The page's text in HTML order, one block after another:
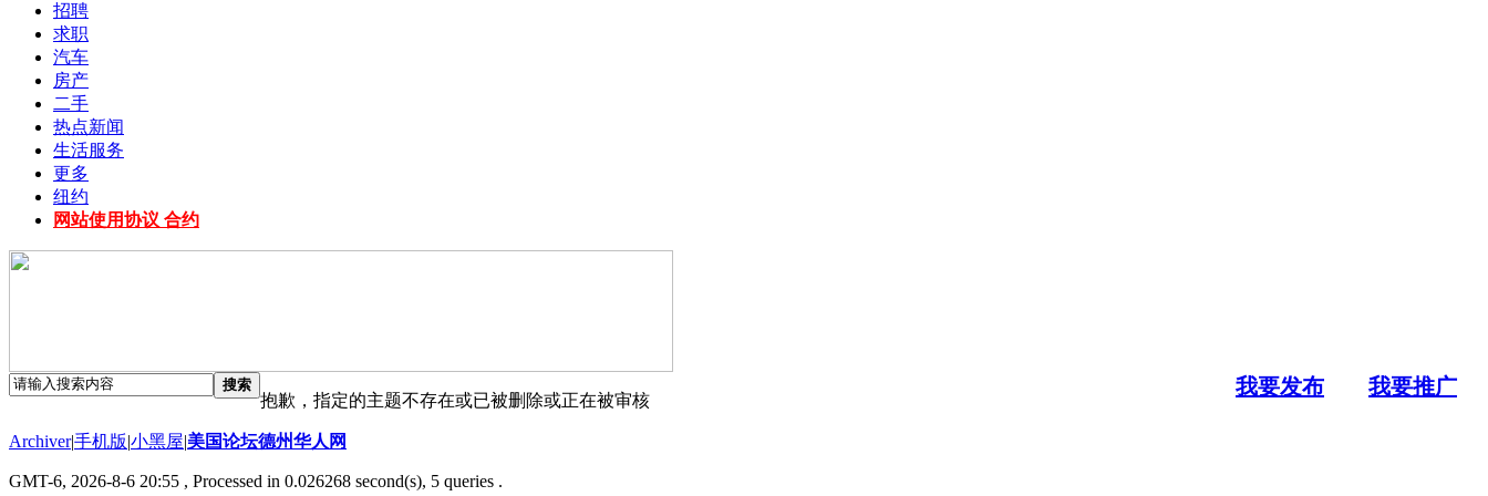
招聘
求职
汽车
房产
二手
热点新闻
生活服务
更多
纽约
网站使用协议 合约
搜索 我要发布 我要推广
抱歉，指定的主题不存在或已被删除或正在被审核
Archiver|手机版|小黑屋|美国论坛德州华人网
GMT-6, 2026-8-6 20:55 , Processed in 0.026268 second(s), 5 queries .